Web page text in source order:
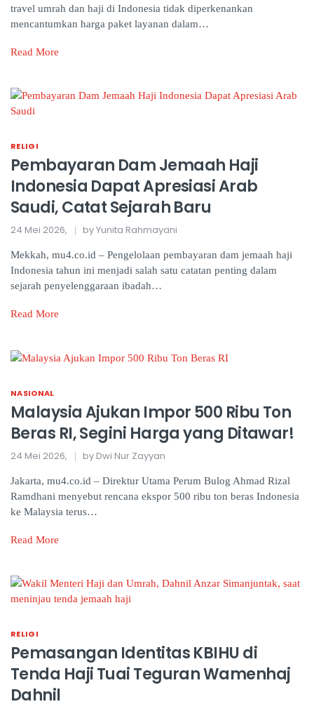
travel umrah dan haji di Indonesia tidak diperkenankan
mencantumkan harga paket layanan dalam…
Read More
RELIGI
Pembayaran Dam Jemaah Haji
Indonesia Dapat Apresiasi Arab
Saudi, Catat Sejarah Baru
24 Mei 2026, by Yunita Rahmayani
Mekkah, mu4.co.id – Pengelolaan pembayaran dam jemaah haji
Indonesia tahun ini menjadi salah satu catatan penting dalam
sejarah penyelenggaraan ibadah…
Read More
NASIONAL
Malaysia Ajukan Impor 500 Ribu Ton
Beras RI, Segini Harga yang Ditawar!
24 Mei 2026, by Dwi Nur Zayyan
Jakarta, mu4.co.id – Direktur Utama Perum Bulog Ahmad Rizal
Ramdhani menyebut rencana ekspor 500 ribu ton beras Indonesia
ke Malaysia terus…
Read More
RELIGI
Pemasangan Identitas KBIHU di
Tenda Haji Tuai Teguran Wamenhaj
Dahnil